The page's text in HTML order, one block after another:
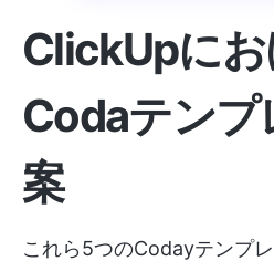
ClickUpに
Codaテンプ
案
これら5つのCodayテンプ